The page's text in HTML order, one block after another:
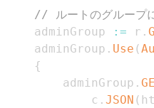
// ルートのグループ
    adminGroup
:= r .
    adminGroup
. Use (
{
        adminGroup
.
            c
. JSON (